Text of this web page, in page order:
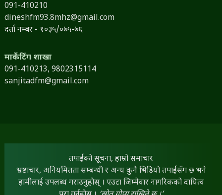
091-410210
dineshfm93.8mhz@gmail.com
दर्ता नम्बर - १०३५/०७५-७६
मार्केटिंग शाखा
091-410213, 9802315114
sanjitadfm@gmail.com
तपाईंको सूचना, हाम्रो समाचार
भ्रष्टाचार, अनियमितता सम्बन्धी र अन्य कुनै भिडियो तपाईंसँग छ भने
हामीलाई उपलब्ध गराउनुहोस् । एउटा जिम्मेवार नागरिकको दायित्व